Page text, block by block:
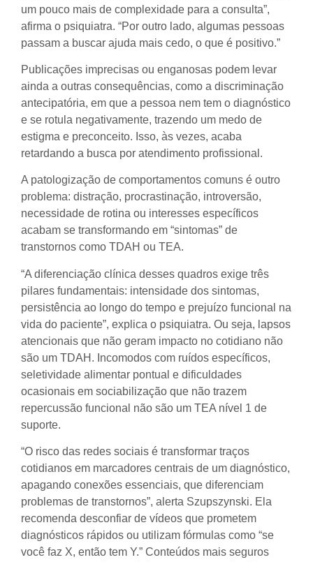
um pouco mais de complexidade para a consulta”,
afirma o psiquiatra. “Por outro lado, algumas pessoas
passam a buscar ajuda mais cedo, o que é positivo.”
Publicações imprecisas ou enganosas podem levar
ainda a outras consequências, como a discriminação
antecipatória, em que a pessoa nem tem o diagnóstico
e se rotula negativamente, trazendo um medo de
estigma e preconceito. Isso, às vezes, acaba
retardando a busca por atendimento profissional.
A patologização de comportamentos comuns é outro
problema: distração, procrastinação, introversão,
necessidade de rotina ou interesses específicos
acabam se transformando em “sintomas” de
transtornos como TDAH ou TEA.
“A diferenciação clínica desses quadros exige três
pilares fundamentais: intensidade dos sintomas,
persistência ao longo do tempo e prejuízo funcional na
vida do paciente”, explica o psiquiatra. Ou seja, lapsos
atencionais que não geram impacto no cotidiano não
são um TDAH. Incomodos com ruídos específicos,
seletividade alimentar pontual e dificuldades
ocasionais em sociabilização que não trazem
repercussão funcional não são um TEA nível 1 de
suporte.
“O risco das redes sociais é transformar traços
cotidianos em marcadores centrais de um diagnóstico,
apagando conexões essenciais, que diferenciam
problemas de transtornos”, alerta Szupszynski. Ela
recomenda desconfiar de vídeos que prometem
diagnósticos rápidos ou utilizam fórmulas como “se
você faz X, então tem Y.” Conteúdos mais seguros